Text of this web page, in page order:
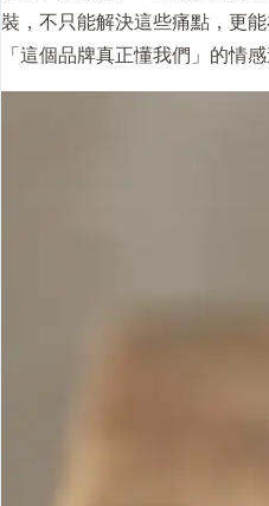
裝，不只能解決這些痛點，更
「這個品牌真正懂我們」的情感